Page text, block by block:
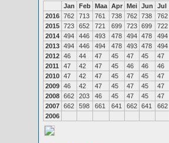
Jan Feb Maa Apr Mei Jun Jul
2016 762 713 761 738 762 738 762
2015 723 652 721 699 723 699 722
2014 494 446 493 478 494 478 494
2013 494 446 494 478 493 478 494
2012 46 44 47 45 47 45 47
2011
47 42 47 45 46 46 46
2010 47 42 47 45 47 45 47
2009 46 42 47 45 47 45 47
2008 662 203 46 45 47 45 47
2007 662 598 661 641 662 641 662
2006